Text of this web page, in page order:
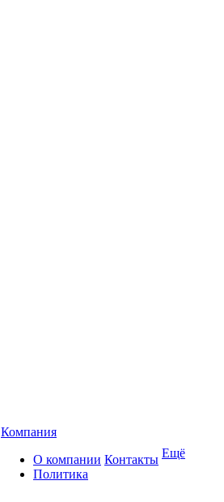
Компания
О компании
Политика
Контакты Ещё